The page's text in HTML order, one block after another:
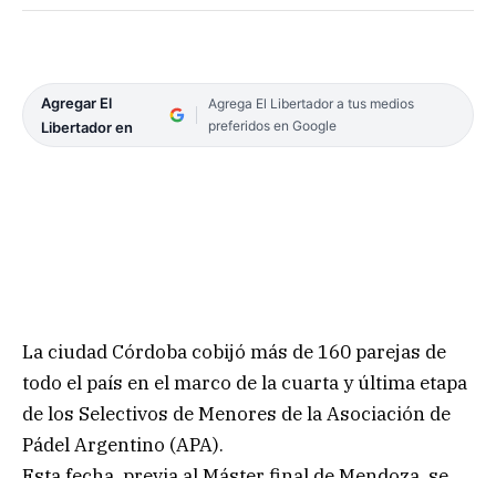
Agregar El
Libertador en
Agrega El Libertador a tus medios
preferidos en Google
La ciudad Córdoba cobijó más de 160 parejas de
todo el país en el marco de la cuarta y última etapa
de los Selectivos de Menores de la Asociación de
Pádel Argentino (APA).